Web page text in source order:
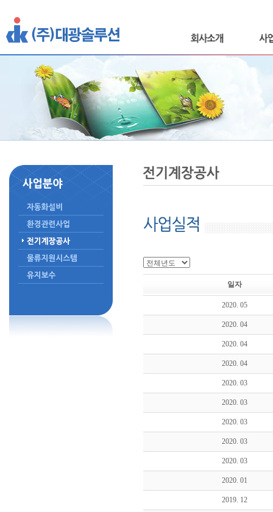
일자
2020. 05
2020. 04
2020. 04
2020. 04
2020. 03
2020. 03
2020. 03
2020. 03
2020. 03
2020. 01
2019. 12